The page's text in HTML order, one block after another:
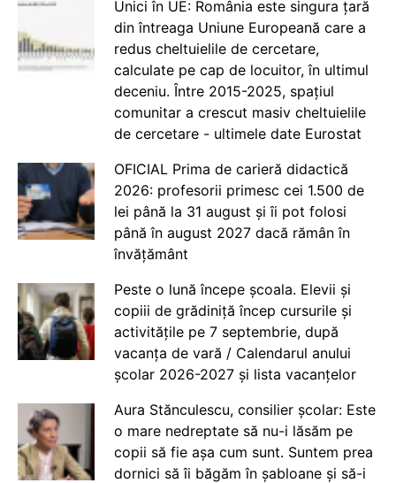
Unici în UE: România este singura țară
din întreaga Uniune Europeană care a
redus cheltuielile de cercetare,
calculate pe cap de locuitor, în ultimul
deceniu. Între 2015-2025, spațiul
comunitar a crescut masiv cheltuielile
de cercetare - ultimele date Eurostat
OFICIAL Prima de carieră didactică
2026: profesorii primesc cei 1.500 de
lei până la 31 august și îi pot folosi
până în august 2027 dacă rămân în
învățământ
Peste o lună începe școala. Elevii și
copiii de grădiniță încep cursurile și
activitățile pe 7 septembrie, după
vacanța de vară / Calendarul anului
școlar 2026-2027 și lista vacanțelor
Aura Stănculescu, consilier școlar: Este
o mare nedreptate să nu-i lăsăm pe
copii să fie așa cum sunt. Suntem prea
dornici să îi băgăm în șabloane și să-i